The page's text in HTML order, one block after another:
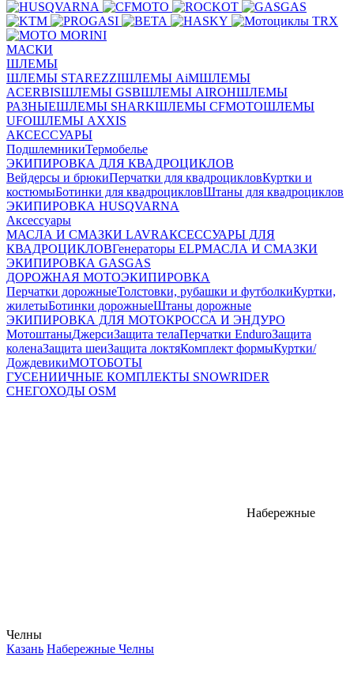
МАСКИ
ШЛЕМЫ
ШЛЕМЫ STAREZZIШЛЕМЫ AiMШЛЕМЫ
ACERBISШЛЕМЫ GSBШЛЕМЫ AIROHШЛЕМЫ
РАЗНЫЕШЛЕМЫ SHARKШЛЕМЫ CFMOTOШЛЕМЫ
UFOШЛЕМЫ AXXIS
АКСЕССУАРЫ
ПодшлемникиТермобелье
ЭКИПИРОВКА ДЛЯ КВАДРОЦИКЛОВ
Вейдерсы и брюкиПерчатки для квадроцикловКуртки и
костюмыБотинки для квадроцикловШтаны для квадроциклов
ЭКИПИРОВКА HUSQVARNA
Аксессуары
МАСЛА И СМАЗКИ LAVRАКСЕССУАРЫ ДЛЯ
КВАДРОЦИКЛОВГенераторы ELPМАСЛА И СМАЗКИ
ЭКИПИРОВКА GASGAS
ДОРОЖНАЯ МОТОЭКИПИРОВКА
Перчатки дорожныеТолстовки, рубашки и футболкиКуртки,
жилетыБотинки дорожныеШтаны дорожные
ЭКИПИРОВКА ДЛЯ МОТОКРОССА И ЭНДУРО
МотоштаныДжерсиЗащита телаПерчатки EnduroЗащита
коленаЗащита шеиЗащита локтяКомплект формыКуртки/
ДождевикиМОТОБОТЫ
ГУСЕНИИЧНЫЕ КОМПЛЕКТЫ SNOWRIDER
СНЕГОХОДЫ OSM
Набережные
Челны
Казань Набережные Челны